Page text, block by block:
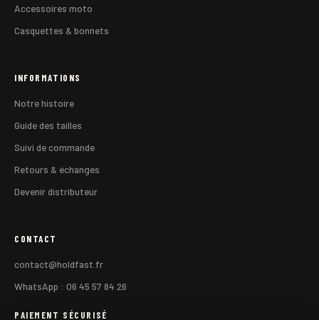
Accessoires moto
Casquettes & bonnets
INFORMATIONS
Notre histoire
Guide des tailles
Suivi de commande
Retours & échanges
Devenir distributeur
CONTACT
contact@holdfast.fr
WhatsApp : 06 45 57 84 26
PAIEMENT SÉCURISÉ